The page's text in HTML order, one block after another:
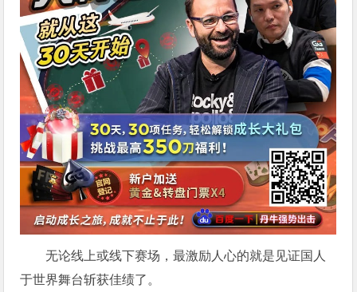
无论线上或线下赛场，最激励人心的就是见证国人
于世界舞台斩获佳绩了。